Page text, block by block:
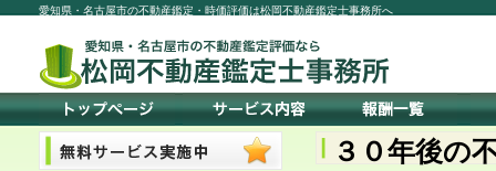
愛知県・名古屋市の不動産鑑定・時価評価は松岡不動産鑑定士事務所へ
３０年後の